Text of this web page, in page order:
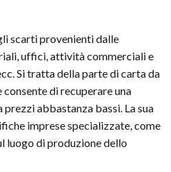
scarti provenienti dalle
uffici, attività commerciali e
Si tratta della parte di carta da
di recuperare una
abbastanza bassi. La sua
imprese specializzate, come
luogo di produzione dello